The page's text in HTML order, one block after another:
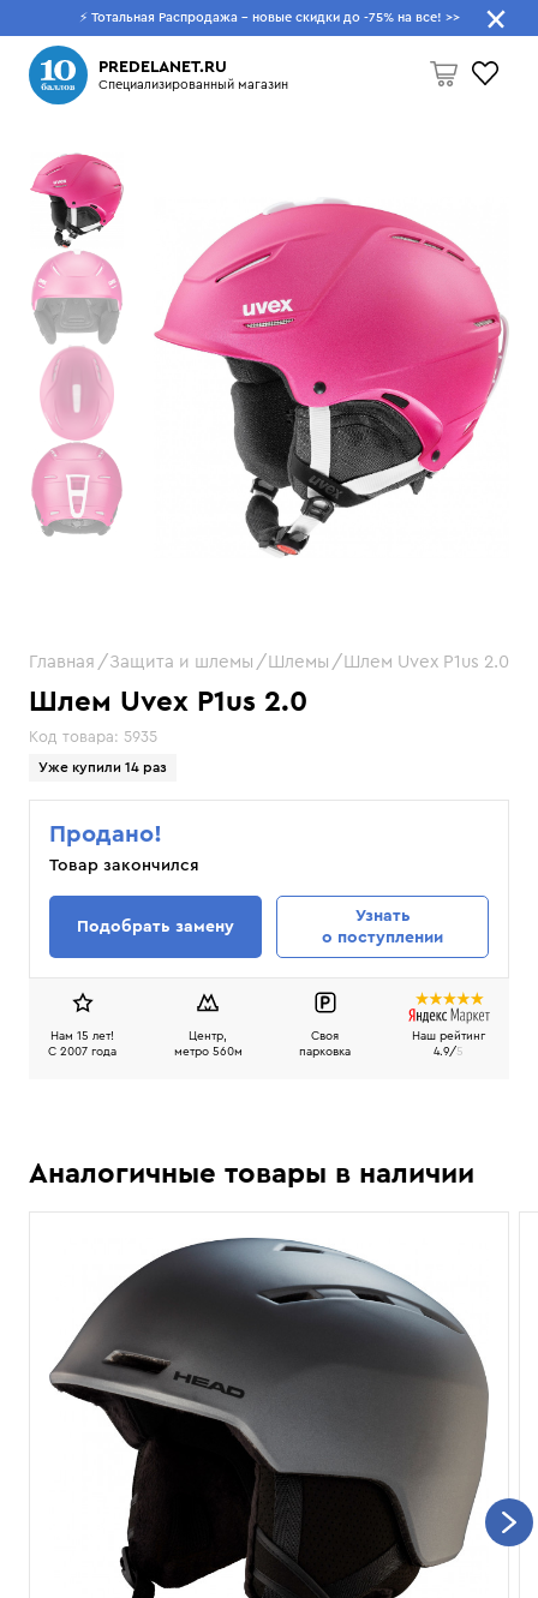
⚡ Тотальная Распродажа - новые скидки до -75% на все! >>
PREDELANET.RU
Специализированный магазин
Пусто
Что будем искать?
Шлем Uvex P1us 2.0
Код товара: 5935
Уже купили 14 раз
Главная Защита и шлемы Шлемы Шлем Uvex P1us 2.0
Продано!
Товар закончился
Подобрать замену
Узнать
о поступлении
Нам 15 лет!
C 2007 года
Центр,
метро 560м
Своя
парковка
Наш рейтинг
4.9/5
Аналогичные товары в наличии